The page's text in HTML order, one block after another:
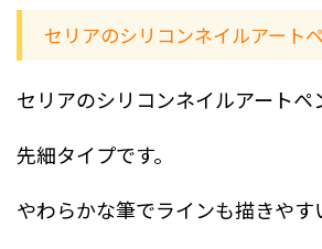
セリアのシリコンネイルアート
セリアのシリコンネイルアートペ
先細タイプです。
やわらかな筆でラインも描きやす